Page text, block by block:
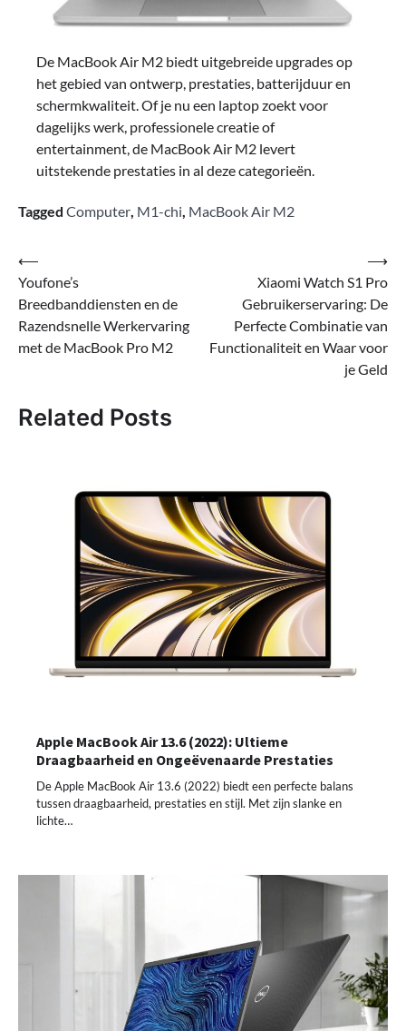
De MacBook Air M2 biedt uitgebreide upgrades op
het gebied van ontwerp, prestaties, batterijduur en
schermkwaliteit. Of je nu een laptop zoekt voor
dagelijks werk, professionele creatie of
entertainment, de MacBook Air M2 levert
uitstekende prestaties in al deze categorieën.
Tagged Computer, M1-chi, MacBook Air M2
Bericht
navigatie
⟵
Youfone’s
Breedbanddiensten en de
Razendsnelle Werkervaring
met de MacBook Pro M2
Xiaomi Watch S1 Pro
Gebruikerservaring: De
Perfecte Combinatie van
Functionaliteit en Waar voor
je Geld
⟶
Related Posts
Apple MacBook Air 13.6 (2022): Ultieme
Draagbaarheid en Ongeëvenaarde Prestaties
De Apple MacBook Air 13.6 (2022) biedt een perfecte balans
tussen draagbaarheid, prestaties en stijl. Met zijn slanke en
lichte…